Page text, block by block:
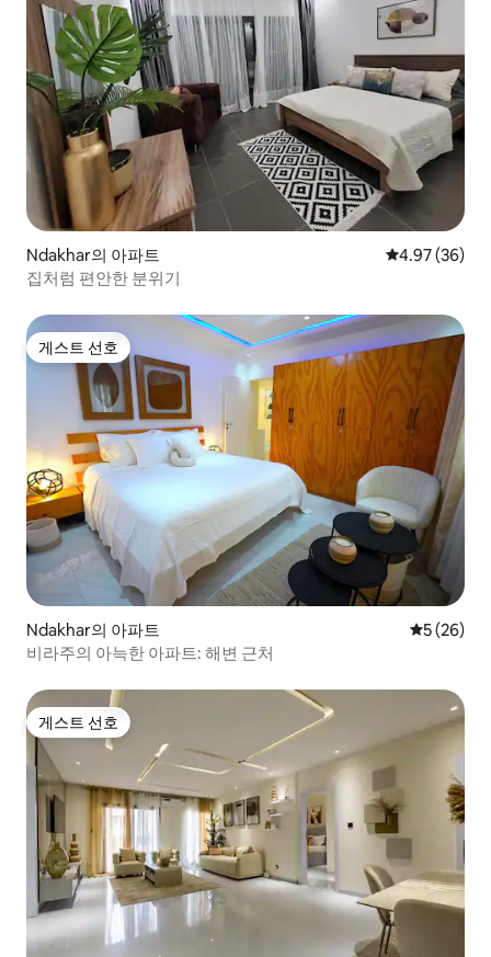
Ndakhar의 아파트 평점 4.97점(5
4.97 (36)
집처럼 편안한 분위기
게스트 선호
게스트 선호
Ndakhar의 아파트 평점 5점(5
5 (26)
비라주의 아늑한 아파트: 해변 근처
게스트 선호
게스트 선호